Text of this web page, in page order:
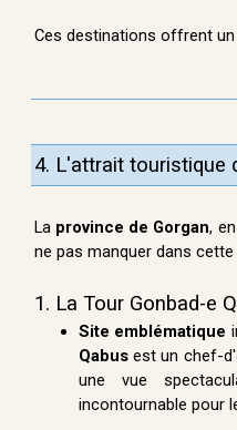
Ces destinations offrent
4. L'attrait touristique
La province de Gorgan,
ne pas manquer dans cette
1. La Tour Gonbad-e
Site emblématique
Qabusest un chef-
une vue
incontournable pour